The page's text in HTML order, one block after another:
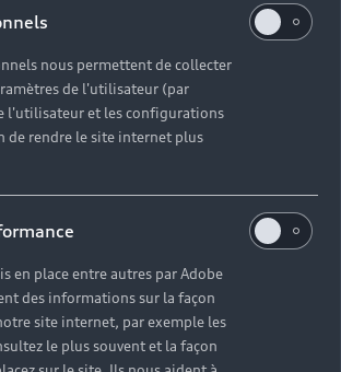
formule de financement
pour les professionnels. Grâce au
vous pouvez ajuster votre budget
mois votre véhicule. Il est aussi
reprendre votre ancien véhicule par
Vous avez la possibilité
savoir plus sur le leasing
nous permettent de collecter
de l'utilisateur (par
l'utilisateur et les configurations
de rendre le site internet plus
en place entre autres par Adobe
des informations sur la façon
site internet, par exemple les
le plus souvent et la façon